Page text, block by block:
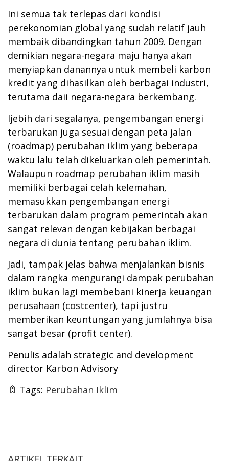
Ini semua tak terlepas dari kondisi
perekonomian global yang sudah relatif jauh
membaik dibandingkan tahun 2009. Dengan
demikian negara-negara maju hanya akan
menyiapkan danannya untuk membeli karbon
kredit yang dihasilkan oleh berbagai industri,
terutama daii negara-negara berkembang.
Ijebih dari segalanya, pengembangan energi
terbarukan juga sesuai dengan peta jalan
(roadmap) perubahan iklim yang beberapa
waktu lalu telah dikeluarkan oleh pemerintah.
Walaupun roadmap perubahan iklim masih
memiliki berbagai celah kelemahan,
memasukkan pengembangan energi
terbarukan dalam program pemerintah akan
sangat relevan dengan kebijakan berbagai
negara di dunia tentang perubahan iklim.
Jadi, tampak jelas bahwa menjalankan bisnis
dalam rangka mengurangi dampak perubahan
iklim bukan lagi membebani kinerja keuangan
perusahaan (costcenter), tapi justru
memberikan keuntungan yang jumlahnya bisa
sangat besar (profit center).
Penulis adalah strategic and development
director Karbon Advisory
Tags: Perubahan Iklim